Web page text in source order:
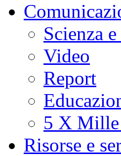
Scienza
Video
Report
5 X
Risorse e